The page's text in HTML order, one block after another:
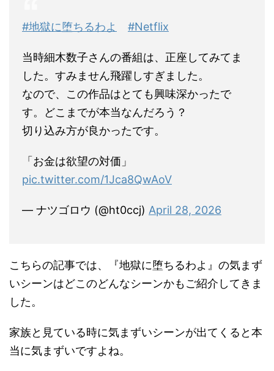
#地獄に堕ちるわよ #Netflix
当時細木数子さんの番組は、正座してみてま
した。すみません飛躍しすぎました。
なので、この作品はとても興味深かったで
す。どこまでが本当なんだろう？
切り込み方が良かったです。
「お金は欲望の対価」
pic.twitter.com/1Jca8QwAoV
— ナツゴロウ (@ht0ccj) April 28, 2026
こちらの記事では、『地獄に堕ちるわよ』の気まず
いシーンはどこのどんなシーンかもご紹介してきま
した。
家族と見ている時に気まずいシーンが出てくると本
当に気まずいですよね。